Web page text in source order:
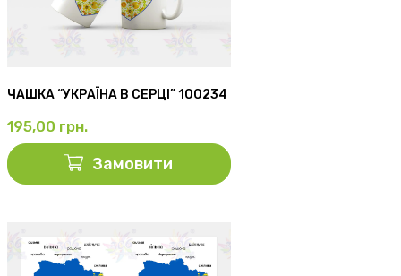
ЧАШКА “УКРАЇНА В СЕРЦІ” 100234
195,00 грн.
Замовити